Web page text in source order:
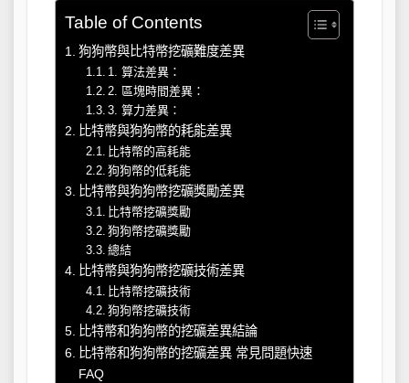
Table of Contents
狗狗幣與比特幣挖礦難度差異
1. 算法差異：
2. 區塊時間差異：
3. 算力差異：
比特幣與狗狗幣的耗能差異
比特幣的高耗能
狗狗幣的低耗能
比特幣與狗狗幣挖礦獎勵差異
比特幣挖礦獎勵
狗狗幣挖礦獎勵
總結
比特幣與狗狗幣挖礦技術差異
比特幣挖礦技術
狗狗幣挖礦技術
比特幣和狗狗幣的挖礦差異結論
比特幣和狗狗幣的挖礦差異 常見問題快速
FAQ